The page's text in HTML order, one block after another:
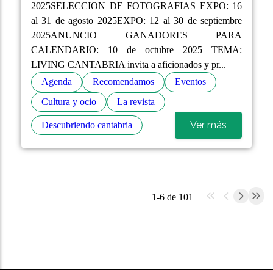
2025SELECCION DE FOTOGRAFIAS EXPO: 16
al 31 de agosto 2025EXPO: 12 al 30 de septiembre
2025ANUNCIO GANADORES PARA
CALENDARIO: 10 de octubre 2025 TEMA:
LIVING CANTABRIA invita a aficionados y pr...
Agenda
Recomendamos
Eventos
Cultura y ocio
La revista
Descubriendo cantabria Ver más
1-6 de 101